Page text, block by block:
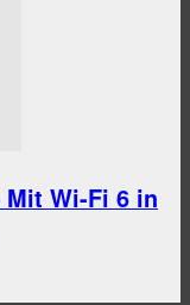
Mit Wi-Fi 6 in